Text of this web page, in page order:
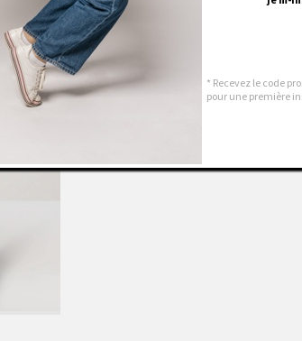
* Recevez le code
pour une première